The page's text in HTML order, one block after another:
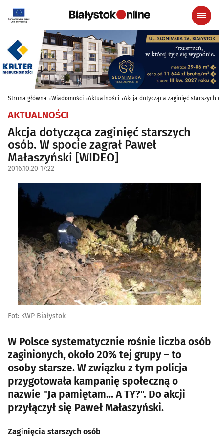
Strona główna Wiadomości Aktualności Akcja dotycząca zaginięć starszych
AKTUALNOŚCI
Akcja dotycząca zaginięć starszych
osób. W spocie zagrał Paweł
Małaszyński [WIDEO]
2016.10.20 17:22
Fot: KWP Białystok
W Polsce systematycznie rośnie liczba osób
zaginionych, około 20% tej grupy – to
osoby starsze. W związku z tym policja
przygotowała kampanię społeczną o
nazwie "Ja pamiętam... A TY?". Do akcji
przyłączył się Paweł Małaszyński.
Zaginięcia starszych osób